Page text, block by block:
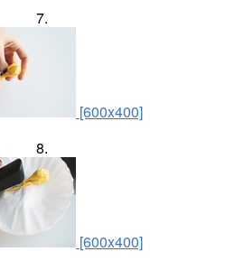
7.
[600x400]
8.
[600x400]